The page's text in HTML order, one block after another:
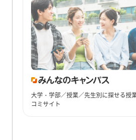
大学・学部／授業／先生別に探せる授
コミサイト